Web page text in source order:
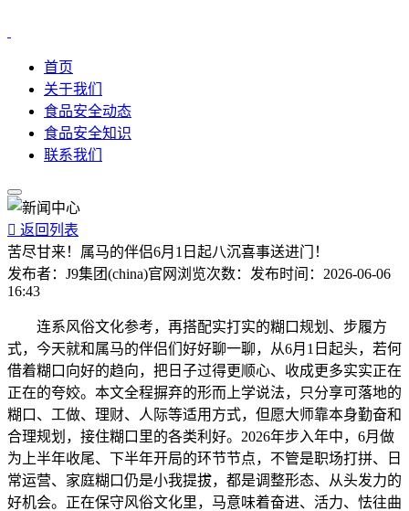
首页
关于我们
食品安全动态
食品安全知识
联系我们
 返回列表
苦尽甘来！属马的伴侣6月1日起八沉喜事送进门！
发布者： J9集团(china)官网 浏览次数： 发布时间： 2026-06-06
16:43
连系风俗文化参考，再搭配实打实的糊口规划、步履方
式，今天就和属马的伴侣们好好聊一聊，从6月1日起头，若何
借着糊口向好的趋向，把日子过得更顺心、收成更多实实正在
正在的夸姣。本文全程摒弃的形而上学说法，只分享可落地的
糊口、工做、理财、人际等适用方式，但愿大师靠本身勤奋和
合理规划，接住糊口里的各类利好。2026年步入年中，6月做
为上半年收尾、下半年开局的环节节点，不管是职场打拼、日
常运营、家庭糊口仍是小我提拔，都是调整形态、从头发力的
好机会。正在保守风俗文化里，马意味着奋进、活力、怯往曲